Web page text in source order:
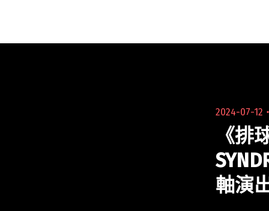
樂團輪番上陣"
2024-07-12
《排
軸演